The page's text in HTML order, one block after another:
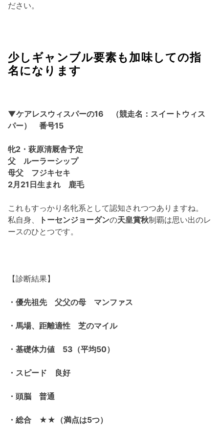
ださい。
少しギャンブル要素も加味しての指
名になります
▼ケアレスウィスパーの16 （競走名：スイートウィス
パー） 番号15
牝2・萩原清厩舎予定
父 ルーラーシップ
母父 フジキセキ
2月21日生まれ 鹿毛
これもすっかり名牝系として認知されつつありますね。
私自身、
トーセンジョーダンの天皇賞秋制覇は思い出のレ
ースのひとつです。
【診断結果】
・優先祖先 父父の母 マンファス
・馬場、距離適性 芝のマイル
・基礎体力値 53（平均50）
・スピード 良好
・頭脳 普通
・総合 ★★（満点は5つ）